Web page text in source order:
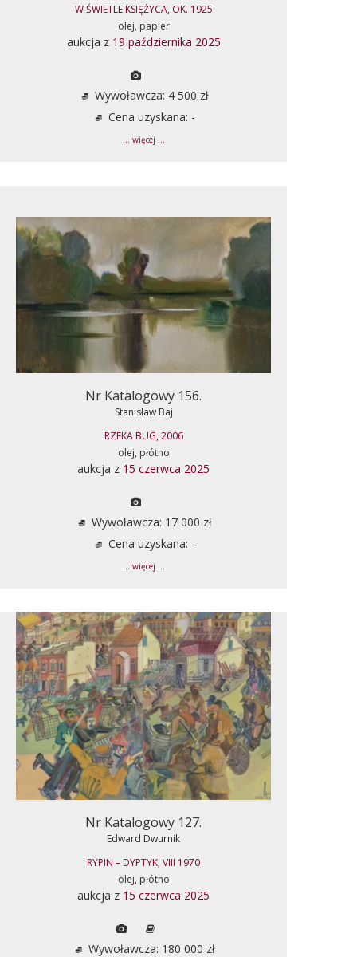
W ŚWIETLE KSIĘŻYCA, OK. 1925
olej, papier
aukcja z 19 października 2025
Wywoławcza: 4 500 zł
Cena uzyskana: -
... więcej ...
Nr Katalogowy 156.
Stanisław Baj
RZEKA BUG, 2006
olej, płótno
aukcja z 15 czerwca 2025
Wywoławcza: 17 000 zł
Cena uzyskana: -
... więcej ...
Nr Katalogowy 127.
Edward Dwurnik
RYPIN – DYPTYK, VIII 1970
olej, płótno
aukcja z 15 czerwca 2025
Wywoławcza: 180 000 zł